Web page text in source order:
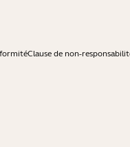
Clause de non-